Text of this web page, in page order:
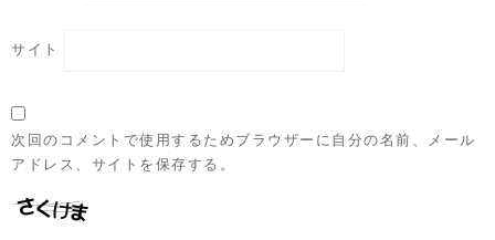
サイト
次回のコメントで使用するためブラウザーに自分の名前、メール
アドレス、サイトを保存する。